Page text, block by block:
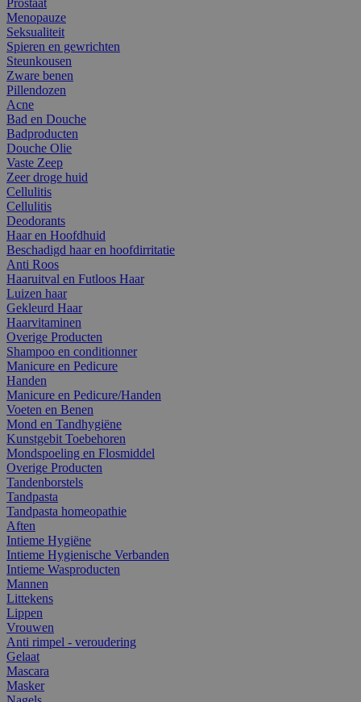
Menopauze
Seksualiteit
Spieren en gewrichten
Steunkousen
Zware benen
Pillendozen
Acne
Bad en Douche
Badproducten
Douche Olie
Vaste Zeep
Zeer droge huid
Cellulitis
Cellulitis
Deodorants
Haar en Hoofdhuid
Beschadigd haar en hoofdirritatie
Anti Roos
Haaruitval en Futloos Haar
Luizen haar
Gekleurd Haar
Haarvitaminen
Overige Producten
Shampoo en conditionner
Manicure en Pedicure
Handen
Manicure en Pedicure/Handen
Voeten en Benen
Mond en Tandhygiëne
Kunstgebit Toebehoren
Mondspoeling en Flosmiddel
Overige Producten
Tandenborstels
Tandpasta
Tandpasta homeopathie
Aften
Intieme Hygiëne
Intieme Hygienische Verbanden
Intieme Wasproducten
Mannen
Littekens
Lippen
Vrouwen
Anti rimpel - veroudering
Gelaat
Mascara
Masker